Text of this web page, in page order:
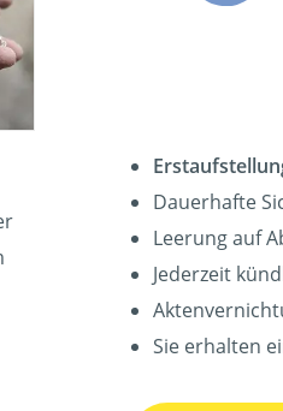
Dauerhafte
Leerung auf
Jederzeit
Sie erhalten